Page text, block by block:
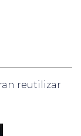
reutilizar